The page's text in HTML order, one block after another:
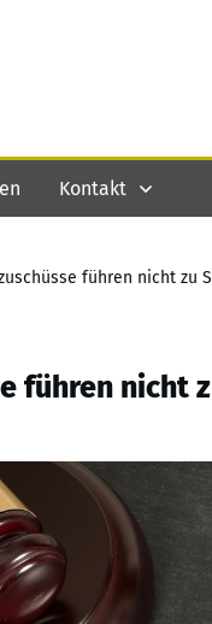
Kontakt
führen nicht zu
führen